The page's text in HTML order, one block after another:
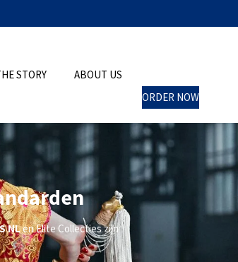
STORY
ABOUT US
ORDER NOW
NLen Elite Collecties zijn